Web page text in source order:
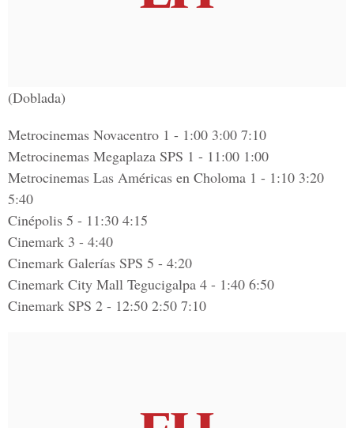
(Doblada)
Metrocinemas Novacentro 1 - 1:00 3:00 7:10
Metrocinemas Megaplaza SPS 1 - 11:00 1:00
Metrocinemas Las Américas en Choloma 1 - 1:10 3:20
5:40
Cinépolis 5 - 11:30 4:15
Cinemark 3 - 4:40
Cinemark Galerías SPS 5 - 4:20
Cinemark City Mall Tegucigalpa 4 - 1:40 6:50
Cinemark SPS 2 - 12:50 2:50 7:10